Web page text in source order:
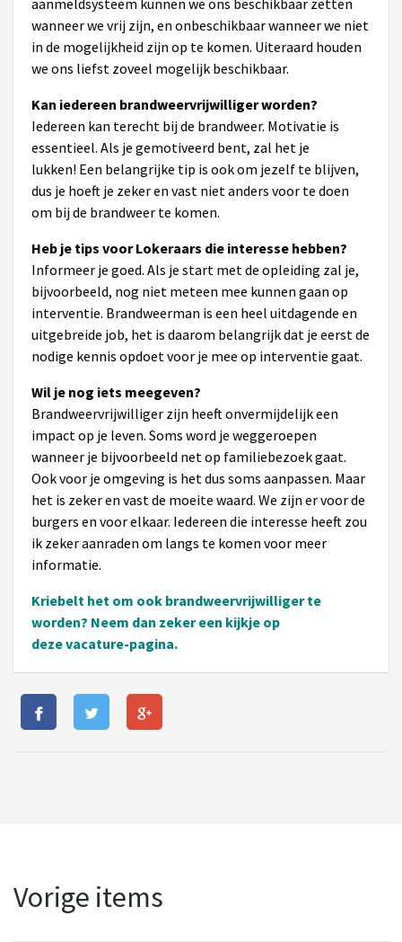
aanmeldsysteem kunnen we ons beschikbaar zetten
wanneer we vrij zijn, en onbeschikbaar wanneer we niet
in de mogelijkheid zijn op te komen. Uiteraard houden
we ons liefst zoveel mogelijk beschikbaar.
Kan iedereen brandweervrijwilliger worden?
Iedereen kan terecht bij de brandweer. Motivatie is
essentieel. Als je gemotiveerd bent, zal het je
lukken! Een belangrijke tip is ook om jezelf te blijven,
dus je hoeft je zeker en vast niet anders voor te doen
om bij de brandweer te komen.
Heb je tips voor Lokeraars die interesse hebben?
Informeer je goed. Als je start met de opleiding zal je,
bijvoorbeeld, nog niet meteen mee kunnen gaan op
interventie. Brandweerman is een heel uitdagende en
uitgebreide job, het is daarom belangrijk dat je eerst de
nodige kennis opdoet voor je mee op interventie gaat.
Wil je nog iets meegeven?
Brandweervrijwilliger zijn heeft onvermijdelijk een
impact op je leven. Soms word je weggeroepen
wanneer je bijvoorbeeld net op familiebezoek gaat.
Ook voor je omgeving is het dus soms aanpassen. Maar
het is zeker en vast de moeite waard. We zijn er voor de
burgers en voor elkaar. Iedereen die interesse heeft zou
ik zeker aanraden om langs te komen voor meer
informatie.
Kriebelt het om ook brandweervrijwilliger te
worden? Neem dan zeker een kijkje op
dezevacature-pagina.
Vorige items